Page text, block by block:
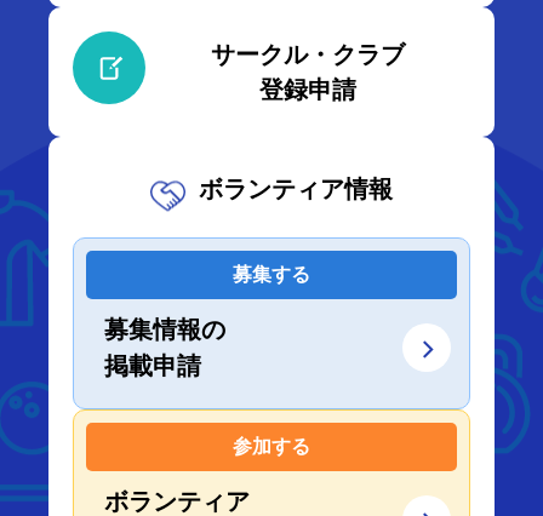
サークル・クラブ
登録申請
ボランティア情報
募集する
募集情報の
掲載申請
参加する
ボランティア